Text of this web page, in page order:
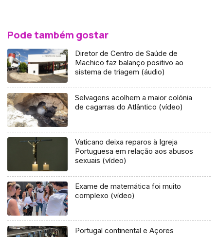
Pode também gostar
Diretor de Centro de Saúde de
Machico faz balanço positivo ao
sistema de triagem (áudio)
Selvagens acolhem a maior colónia
de cagarras do Atlântico (vídeo)
Vaticano deixa reparos à Igreja
Portuguesa em relação aos abusos
sexuais (vídeo)
Exame de matemática foi muito
complexo (vídeo)
Portugal continental e Açores